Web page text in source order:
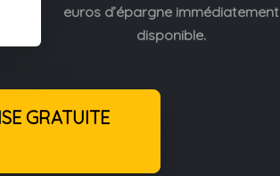
euros d’épargne immédiatement
disponible.
GRATUITE